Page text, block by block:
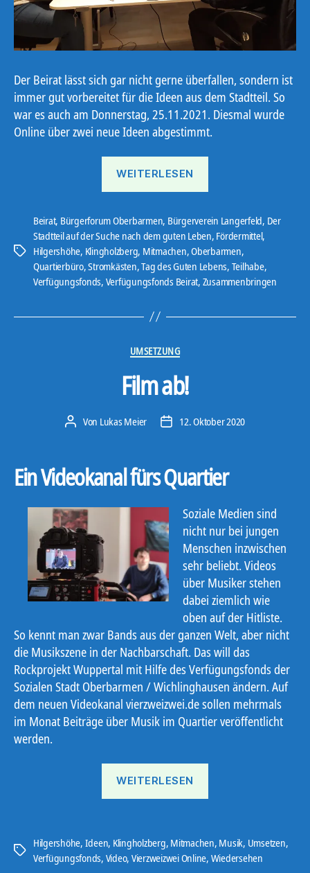
Der Beirat lässt sich gar nicht gerne überfallen, sondern ist
immer gut vorbereitet für die Ideen aus dem Stadtteil. So
war es auch am Donnerstag, 25.11.2021. Diesmal wurde
Online über zwei neue Ideen abgestimmt.
WEITERLESEN
Schlagwörter
Beirat, Bürgerforum Oberbarmen, Bürgerverein Langerfeld, Der
Stadtteil auf der Suche nach dem guten Leben, Fördermittel,
Hilgershöhe, Klingholzberg, Mitmachen,Oberbarmen,
Quartierbüro,Stromkästen,Tag des Guten Lebens, Teilhabe,
Verfügungsfonds, Verfügungsfonds Beirat, Zusammenbringen
Kategorien
UMSETZUNG
Film ab!
Beitragsautor
Von Lukas Meier Veröffentlichungsdatum
12. Oktober 2020
Ein Videokanal fürs Quartier
Soziale Medien sind
nicht nur bei jungen
Menschen inzwischen
sehr beliebt. Videos
über Musiker stehen
dabei ziemlich wie
oben auf der Hitliste.
So kennt man zwar Bands aus der ganzen Welt, aber nicht
die Musikszene in der Nachbarschaft. Das will das
Rockprojekt Wuppertal mit Hilfe des Verfügungsfonds der
Sozialen Stadt Oberbarmen / Wichlinghausen ändern. Auf
dem neuen Videokanal vierzweizwei.de sollen mehrmals
im Monat Beiträge über Musik im Quartier veröffentlicht
werden.
WEITERLESEN
Schlagwörter
Hilgershöhe, Ideen, Klingholzberg, Mitmachen, Musik, Umsetzen,
Verfügungsfonds, Video, Vierzweizwei Online, Wiedersehen